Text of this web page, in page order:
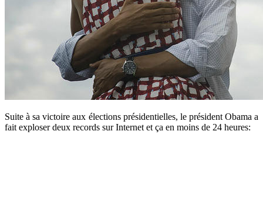
Suite à sa victoire aux élections présidentielles, le président Obama a
fait exploser deux records sur Internet et ça en moins de 24 heures: